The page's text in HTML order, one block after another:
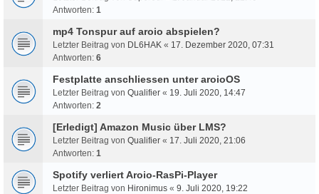
Antworten: 1
mp4 Tonspur auf aroio abspielen?
Letzter Beitrag von DL6HAK « 17. Dezember 2020, 07:31
Antworten: 6
Festplatte anschliessen unter aroioOS
Letzter Beitrag von Qualifier « 19. Juli 2020, 14:47
Antworten: 2
[Erledigt] Amazon Music über LMS?
Letzter Beitrag von Qualifier « 17. Juli 2020, 21:06
Antworten: 1
Spotify verliert Aroio-RasPi-Player
Letzter Beitrag von Hironimus « 9. Juli 2020, 19:22